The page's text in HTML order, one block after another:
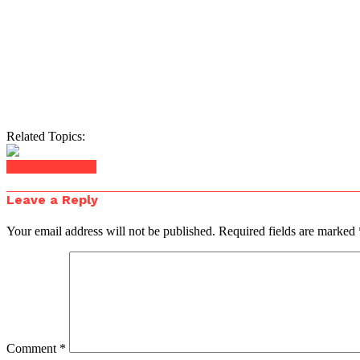
Related Topics:
Leave a Reply
Your email address will not be published. Required fields are marked
Comment *